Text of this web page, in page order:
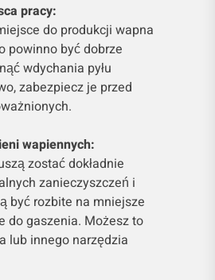
pracy:
do produkcji wapna
powinno być dobrze
wdychania pyłu
zabezpiecz je przed
wapiennych:
zostać dokładnie
zanieczyszczeń i
być rozbite na mniejsze
do gaszenia. Możesz to
lub innego narzędzia